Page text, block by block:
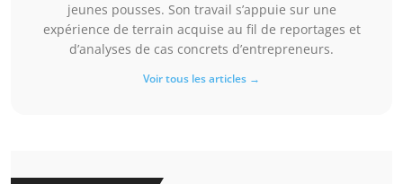
jeunes pousses. Son travail s’appuie sur une
expérience de terrain acquise au fil de reportages et
d’analyses de cas concrets d’entrepreneurs.
Voir tous les articles →